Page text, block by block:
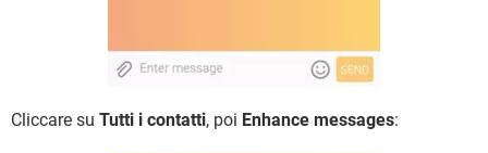
Cliccare su Tutti i contatti, poi Enhance messages: